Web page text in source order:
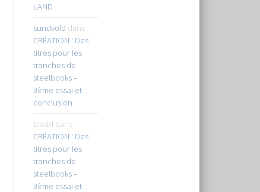
LAND
sundvold dans
CRÉATION : Des
titres pour les
tranches de
steelbooks –
3ème essai et
conclusion
bladd dans
CRÉATION : Des
titres pour les
tranches de
steelbooks –
3ème essai et